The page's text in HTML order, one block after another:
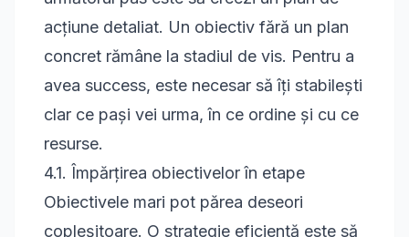
acțiune detaliat. Un obiectiv fără un plan
concret rămâne la stadiul de vis. Pentru a
avea success, este necesar să îți stabilești
clar ce pași vei urma, în ce ordine și cu ce
resurse.
4.1. Împărțirea obiectivelor în etape
Obiectivele mari pot părea deseori
copleșitoare. O strategie eficientă este să